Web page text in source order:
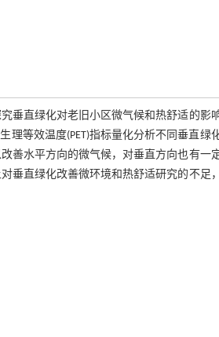
垂直绿化对老旧小区微气候和热舒适的影
理等效温度(PET)指标量化分析不同垂直
善水平方向的微气候，对垂直方向也有一
垂直绿化改善微环境和热舒适研究的不足